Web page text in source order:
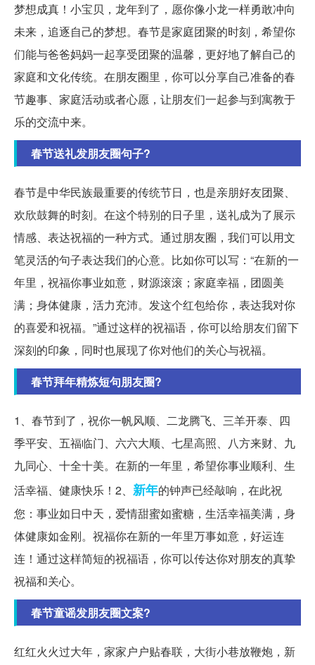
梦想成真！小宝贝，龙年到了，愿你像小龙一样勇敢冲向
未来，追逐自己的梦想。春节是家庭团聚的时刻，希望你
们能与爸爸妈妈一起享受团聚的温馨，更好地了解自己的
家庭和文化传统。在朋友圈里，你可以分享自己准备的春
节趣事、家庭活动或者心愿，让朋友们一起参与到寓教于
乐的交流中来。
春节送礼发朋友圈句子?
春节是中华民族最重要的传统节日，也是亲朋好友团聚、
欢欣鼓舞的时刻。在这个特别的日子里，送礼成为了展示
情感、表达祝福的一种方式。通过朋友圈，我们可以用文
笔灵活的句子表达我们的心意。比如你可以写：“在新的一
年里，祝福你事业如意，财源滚滚；家庭幸福，团圆美
满；身体健康，活力充沛。发这个红包给你，表达我对你
的喜爱和祝福。”通过这样的祝福语，你可以给朋友们留下
深刻的印象，同时也展现了你对他们的关心与祝福。
春节拜年精炼短句朋友圈?
1、春节到了，祝你一帆风顺、二龙腾飞、三羊开泰、四
季平安、五福临门、六六大顺、七星高照、八方来财、九
九同心、十全十美。在新的一年里，希望你事业顺利、生
活幸福、健康快乐！2、 新年的钟声已经敲响，在此祝
您：事业如日中天，爱情甜蜜如蜜糖，生活幸福美满，身
体健康如金刚。祝福你在新的一年里万事如意，好运连
连！通过这样简短的祝福语，你可以传达你对朋友的真挚
祝福和关心。
春节童谣发朋友圈文案?
红红火火过大年，家家户户贴春联，大街小巷放鞭炮，新